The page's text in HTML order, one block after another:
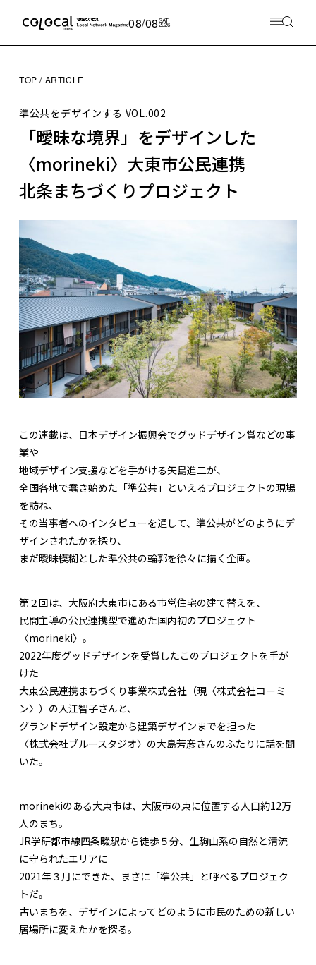
08/08SAT
2026
TOP ARTICLE
準公共をデザインする VOL.002
「曖昧な境界」をデザインした
〈morineki〉大東市公民連携
北条まちづくりプロジェクト
この連載は、日本デザイン振興会でグッドデザイン賞などの事
業や
地域デザイン支援などを手がける矢島進二が、
全国各地で蠢き始めた「準公共」といえるプロジェクトの現場
を訪ね、
その当事者へのインタビューを通して、準公共がどのようにデ
ザインされたかを探り、
まだ曖昧模糊とした準公共の輪郭を徐々に描く企画。
第２回は、大阪府大東市にある市営住宅の建て替えを、
民間主導の公民連携型で進めた国内初のプロジェクト
〈morineki〉。
2022年度グッドデザインを受賞したこのプロジェクトを手が
けた
大東公民連携まちづくり事業株式会社（現〈株式会社コーミ
ン〉）の入江智子さんと、
グランドデザイン設定から建築デザインまでを担った
〈株式会社ブルースタジオ〉の大島芳彦さんのふたりに話を聞
いた。
morinekiのある大東市は、大阪市の東に位置する人口約12万
人のまち。
JR学研都市線四条畷駅から徒歩５分、生駒山系の自然と清流
に守られたエリアに
2021年３月にできた、まさに「準公共」と呼べるプロジェク
トだ。
古いまちを、デザインによってどのように市民のための新しい
居場所に変えたかを探る。